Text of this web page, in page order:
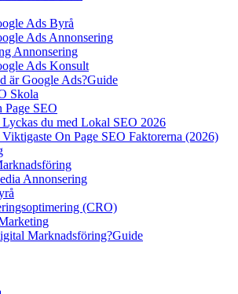
Ads Byrå
Ads Annonsering
Annonsering
Ads Konsult
är Google Ads?Guide
Skola
Page SEO
Lyckas du med Lokal SEO 2026
Viktigaste On Page SEO Faktorerna (2026)
Annonsering
(CRO)
Marknadsföring?Guide